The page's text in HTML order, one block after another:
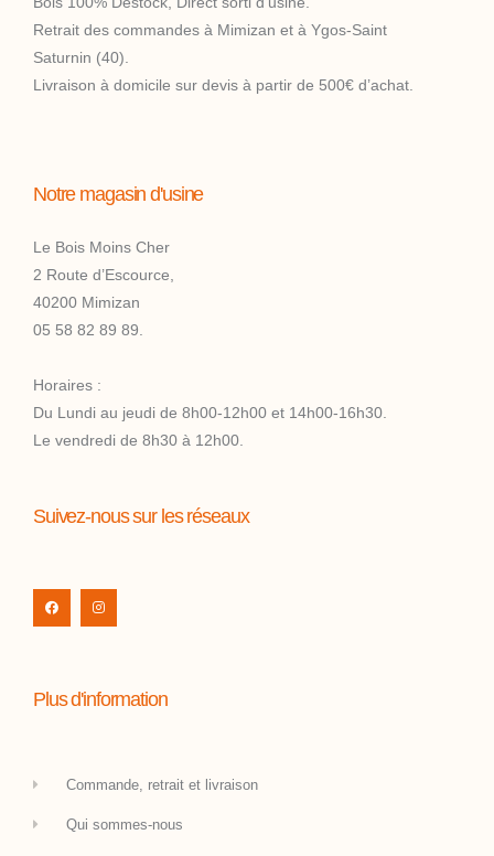
Retrait des commandes à Mimizan et à Ygos-Saint
Saturnin (40).
Livraison à domicile sur devis à partir de 500€ d’achat.
Notre magasin d'usine
Le Bois Moins Cher
2 Route d’Escource,
40200 Mimizan
05 58 82 89 89.
Horaires :
Du Lundi au jeudi de 8h00-12h00 et 14h00-16h30.
Le vendredi de 8h30 à 12h00.
Suivez-nous sur les réseaux
Plus d'information
Commande, retrait et livraison
Qui sommes-nous